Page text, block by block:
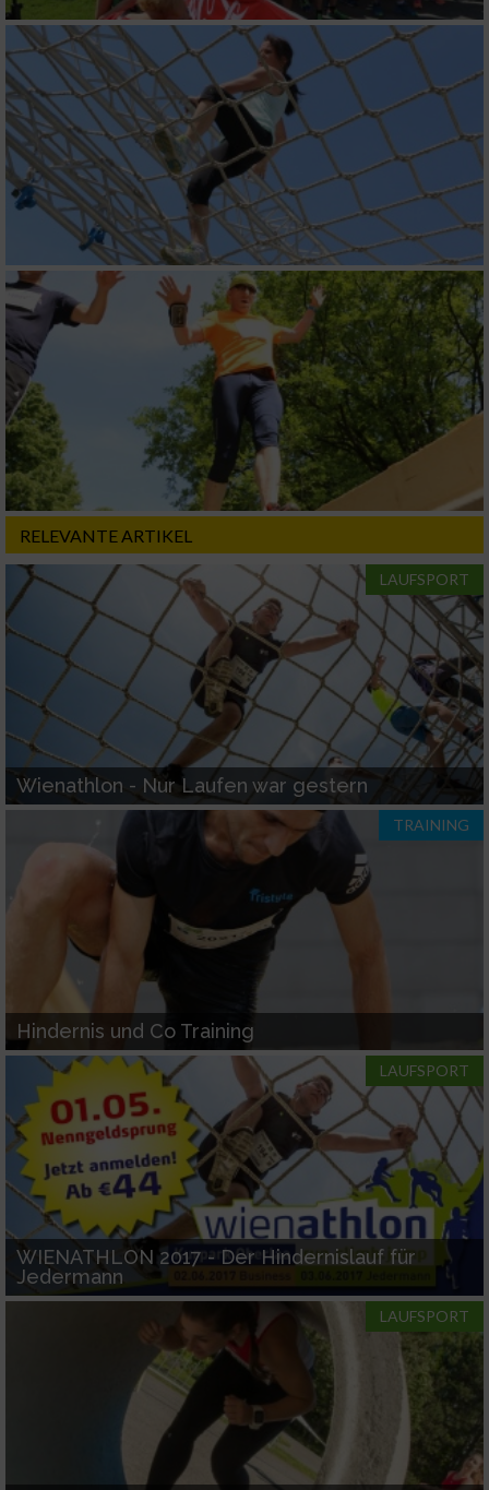
RELEVANTE ARTIKEL
LAUFSPORT
Wienathlon - Nur Laufen war gestern
TRAINING
Hindernis und Co Training
LAUFSPORT
WIENATHLON 2017 - Der Hindernislauf für
Jedermann
LAUFSPORT
IAB-Besonderheiten:
Verwendung genauer Standortdaten
Geräte anhand von aktiv angeforderten
Informationen identifizieren
Nicht-IAB-Verarbeitungszwecke:
Notwendig
Performance
Funktional
Werbung